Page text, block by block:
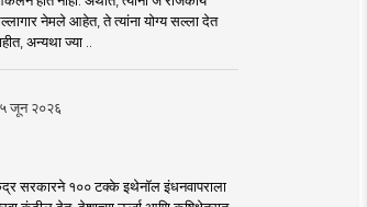
नेमले आहेत, ते त्यांना योग्य सल्ला देत
अन्यथा ज्या ..
जून २०२६
सरकारने १०० टक्के इथेनॉल इंधनवापराला